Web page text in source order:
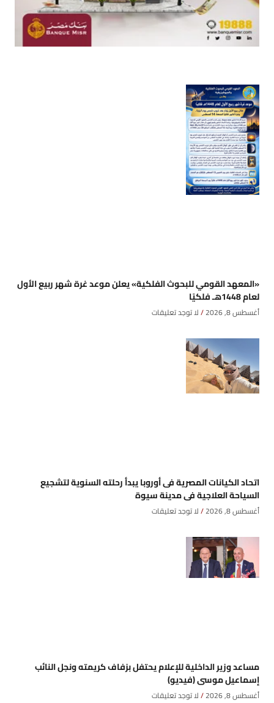
«المعهد القومي للبحوث الفلكية» يعلن موعد غرة شهر ربيع الأول
لعام 1448هـ فلكيًا
أغسطس 8, 2026 لا توجد تعليقات
اتحاد الكيانات المصرية فى أوروبا يبدأ رحلته السنوية لتشجيع
السياحة العلاجية فى مدينة سيوة
أغسطس 8, 2026 لا توجد تعليقات
مساعد وزير الداخلية للإعلام يحتفل بزفاف كريمته ونجل النائب
إسماعيل موسى (فيديو)
أغسطس 8, 2026 لا توجد تعليقات